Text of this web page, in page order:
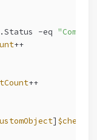
-eq
++
++
]